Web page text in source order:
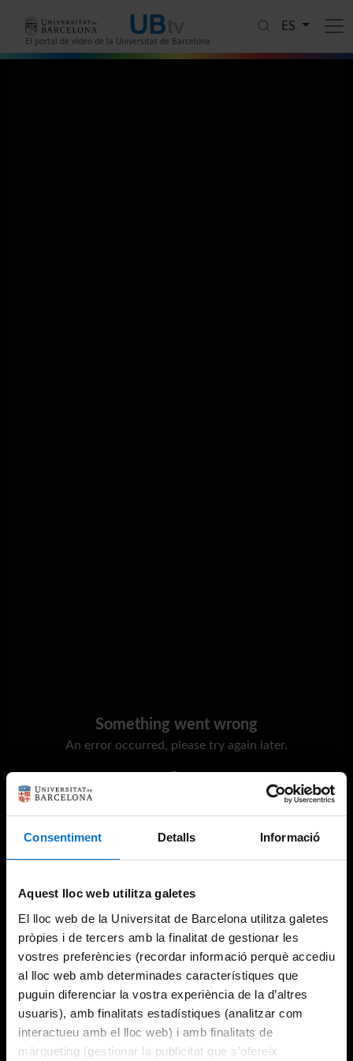
Consentiment Detalls Informació
Aquest lloc web utilitza galetes
El lloc web de la Universitat de Barcelona utilitza galetes
pròpies i de tercers amb la finalitat de gestionar les
vostres preferències (recordar informació perquè accediu
al lloc web amb determinades característiques que
puguin diferenciar la vostra experiència de la d’altres
usuaris), amb finalitats estadístiques (analitzar com
interactueu amb el lloc web) i amb finalitats de
màrqueting (gestionar la publicitat que s’ofereix
El portal de vídeo de la Universitat de Barcelona
ES
Something went wrong
An error occurred, please try again later.
Try again